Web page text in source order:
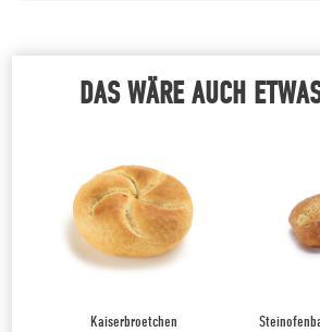
DAS WÄRE AUCH
Kaiserbroetchen